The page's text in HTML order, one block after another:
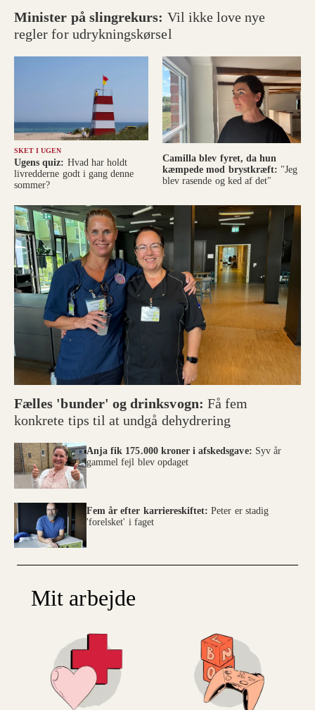
Minister på slingrekurs: Vil ikke love nye
regler for udrykningskørsel
SKET I UGEN
Ugens quiz: Hvad har holdt
livredderne godt i gang denne
sommer?
Camilla blev fyret, da hun
kæmpede mod brystkræft: "Jeg
blev rasende og ked af det"
Fælles 'bunder' og drinksvogn: Få fem
konkrete tips til at undgå dehydrering
Anja fik 175.000 kroner i afskedsgave: Syv år
gammel fejl blev opdaget
Fem år efter karriereskiftet:Peter er stadig
'forelsket' i faget
Mit arbejde